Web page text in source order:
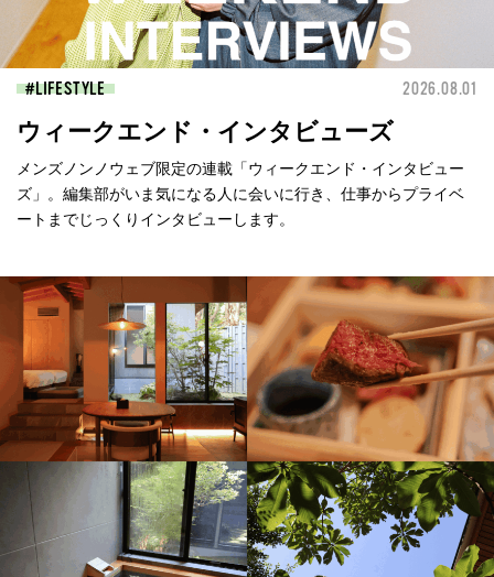
LIFESTYLE 2026.08.01
ウィークエンド・インタビューズ
メンズノンノウェブ限定の連載「ウィークエンド・インタビュー
ズ」。編集部がいま気になる人に会いに行き、仕事からプライベ
ートまでじっくりインタビューします。